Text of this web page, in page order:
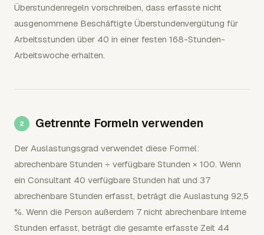
Überstundenregeln vorschreiben, dass erfasste nicht
ausgenommene Beschäftigte Überstundenvergütung für
Arbeitsstunden über 40 in einer festen 168-Stunden-
Arbeitswoche erhalten.
Getrennte Formeln verwenden
Der Auslastungsgrad verwendet diese Formel:
abrechenbare Stunden ÷ verfügbare Stunden × 100. Wenn
ein Consultant 40 verfügbare Stunden hat und 37
abrechenbare Stunden erfasst, beträgt die Auslastung 92,5
%. Wenn die Person außerdem 7 nicht abrechenbare interne
Stunden erfasst, beträgt die gesamte erfasste Zeit 44